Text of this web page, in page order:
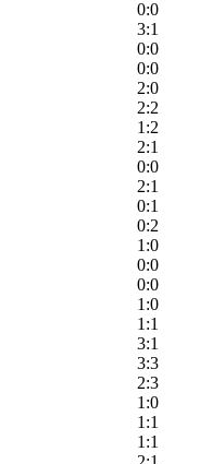
0:0
3:1
0:0
0:0
2:0
2:2
1:2
2:1
0:0
2:1
0:1
0:2
1:0
0:0
0:0
1:0
1:1
3:1
3:3
2:3
1:0
1:1
1:1